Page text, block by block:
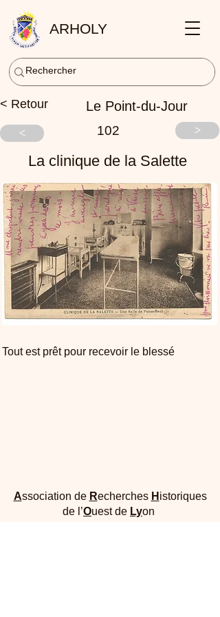
ARHOLY
< Retour Le Point-du-Jour
< 102 >
La clinique de la Salette
Tout est prêt pour recevoir le blessé
Association de Recherches H istoriques
de l’Ouest de Lyon